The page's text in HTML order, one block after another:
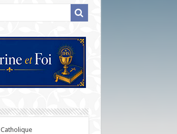
Catholique